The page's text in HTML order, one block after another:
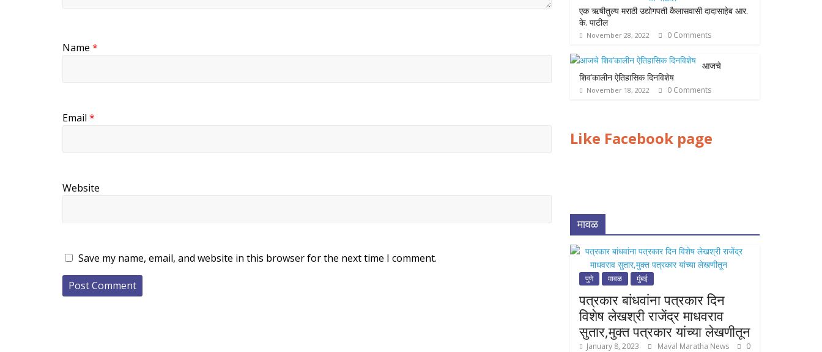
Name *
Email *
Website
Save my name, email, and website in this browser for the next time I comment.
एक ऋषीतुल्य मराठी उद्योगपती कैलासवासी दादासाहेब आर.
के. पाटील
November 28, 2022 0 Comments
आजचे
शिव’कालीन ऐतिहासिक दिनविशेष
November 18, 2022 0 Comments
Like Facebook page
मावळ
पुणे मावळ मुंबई
पत्रकार बांधवांना पत्रकार दिन
विशेष लेखश्री राजेंद्र माधवराव
सुतार,मुक्त पत्रकार यांच्या लेखणीतून
January 8, 2023 Maval Maratha News
0